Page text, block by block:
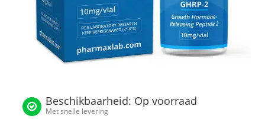
Beschikbaarheid: Op voorraad
Met snelle levering